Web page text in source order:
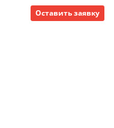
Оставить заявку